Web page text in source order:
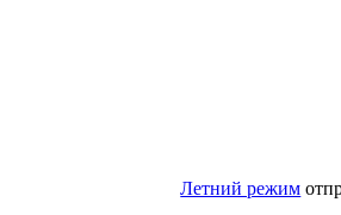
Летний режим